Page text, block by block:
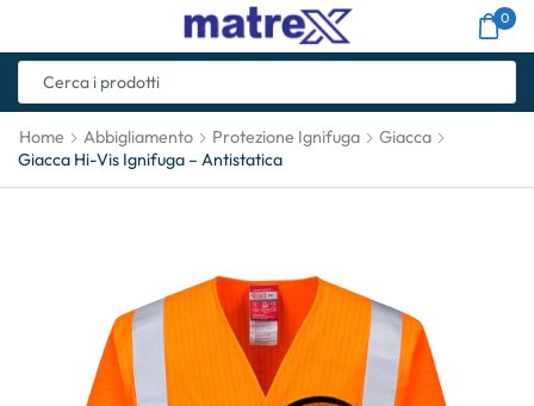
0
Home Abbigliamento Protezione Ignifuga
Giacca
Giacca Hi-Vis Ignifuga – Antistatica